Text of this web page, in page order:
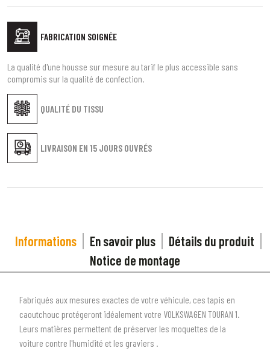
FABRICATION SOIGNÉE
QUALITÉ DU TISSU
LIVRAISON EN 15 JOURS OUVRÉS
La qualité d'une housse sur mesure au tarif le plus accessible sans
compromis sur la qualité de confection.
Informations En savoir plus
Détails du produit
Notice de montage
Fabriqués aux mesures exactes de votre véhicule, ces tapis en
caoutchouc protégeront idéalement votre VOLKSWAGEN TOURAN 1.
Leurs matières permettent de préserver les moquettes de la
voiture contre l'humidité et les graviers .